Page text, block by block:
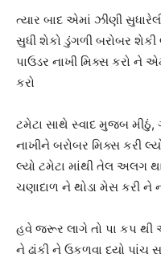
ત્યાર બાદ એમાં ઝીણી
સુધી શેકો ડુંગળી બરોબર શેકી
પાઉડર નાખી મિક્સ કરો ને
કરો
ટમેટા સાથે સ્વાદ મુજબ મીઠું,
નાખીને બરોબર મિક્સ કરી
લ્યો ટમેટા માંથી તેલ અલગ
ચણાદાળ ને થોડા મેસ કરી ને
હવે જરૂર લાગે તો પા કપ થી
ને ઢાંકી ને ઉકળવા દયો